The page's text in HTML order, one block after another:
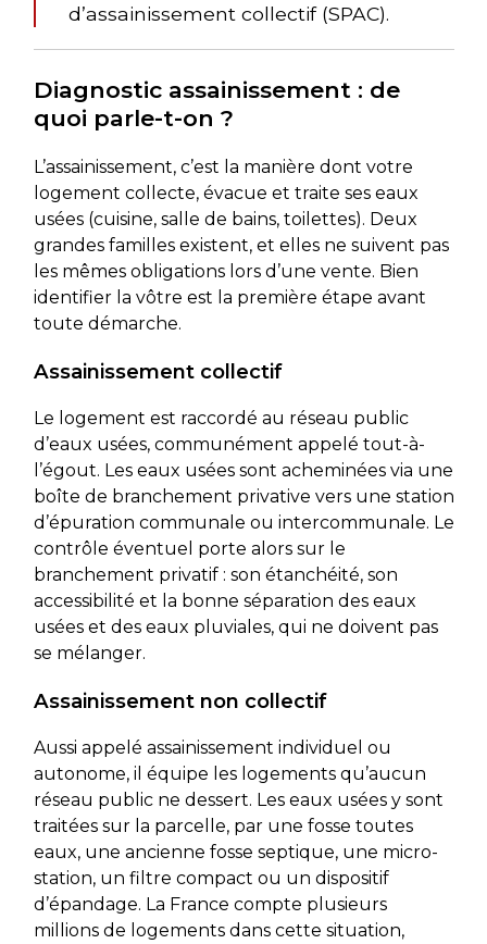
d’assainissement collectif (SPAC).
Diagnostic assainissement : de
quoi parle-t-on ?
L’assainissement, c’est la manière dont votre
logement collecte, évacue et traite ses eaux
usées (cuisine, salle de bains, toilettes). Deux
grandes familles existent, et elles ne suivent pas
les mêmes obligations lors d’une vente. Bien
identifier la vôtre est la première étape avant
toute démarche.
Assainissement collectif
Le logement est raccordé au réseau public
d’eaux usées, communément appelé tout-à-
l’égout. Les eaux usées sont acheminées via une
boîte de branchement privative vers une station
d’épuration communale ou intercommunale. Le
contrôle éventuel porte alors sur le
branchement privatif : son étanchéité, son
accessibilité et la bonne séparation des eaux
usées et des eaux pluviales, qui ne doivent pas
se mélanger.
Assainissement non collectif
Aussi appelé assainissement individuel ou
autonome, il équipe les logements qu’aucun
réseau public ne dessert. Les eaux usées y sont
traitées sur la parcelle, par une fosse toutes
eaux, une ancienne fosse septique, une micro-
station, un filtre compact ou un dispositif
d’épandage. La France compte plusieurs
millions de logements dans cette situation,